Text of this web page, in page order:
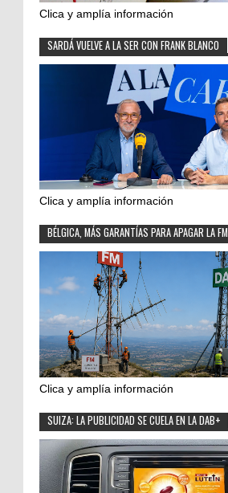
Clica y amplía información
SARDÁ VUELVE A LA SER CON FRANK BLANCO
Clica y amplía información
BÉLGICA, MÁS GARANTÍAS PARA APAGAR LA FM
Clica y amplía información
SUIZA: LA PUBLICIDAD SE CUELA EN LA DAB+